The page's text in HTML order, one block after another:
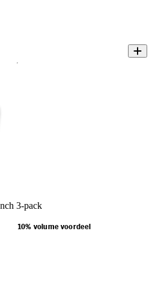
3-pack
10% volume voordeel